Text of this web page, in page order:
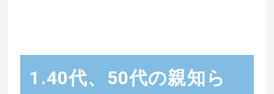
1.40代、50代の親知ら